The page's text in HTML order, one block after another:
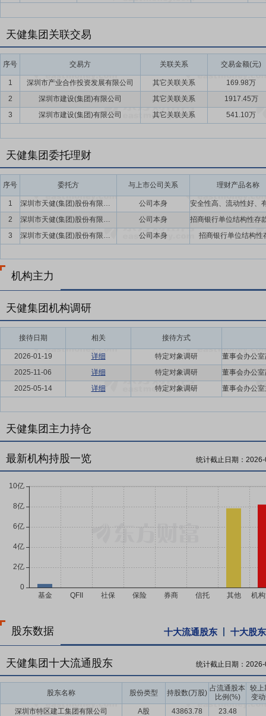
天健集团关联交易
序号 交易方 关联关系 交易金额(元)
1 深圳市产业合作投资发展有限公司 其它关联关系
169.98万
2
深圳市建设(集团)有限公司 其它关联关系
1917.45万
3
深圳市建设(集团)有限公司 其它关联关系 541.10万
天健集团委托理财
序号 委托方 与上市公司关系 理财产品名称
1 深圳市天健(集团)股份有限公司
公司本身
2
深圳市天健(集团)股份有限公司
公司本身
3
深圳市天健(集团)股份有限公司 公司本身 招商银行单位结构性
机构主力
天健集团机构调研
接待日期 相关 接待方式
2026-01-19 详细
特定对象调研
2025-11-06
详细
特定对象调研
2025-05-14
详细 特定对象调研
天健集团主力持仓
最新机构持股一览 统计截止日期：
股东数据 十大流通股东 十大股东
天健集团十大流通股东 统计截止日期：
股东名称 股份类型 持股数(万股)
占流通股本
比例(%)
较上
变
深圳市特区建工集团有限公司
A股 43863.78
23.48